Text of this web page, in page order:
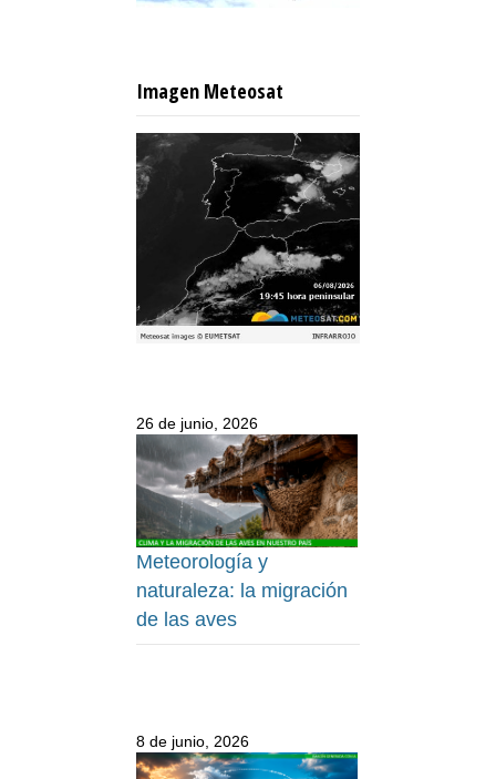
Imagen Meteosat
26 de junio, 2026
Meteorología y
naturaleza: la migración
de las aves
8 de junio, 2026